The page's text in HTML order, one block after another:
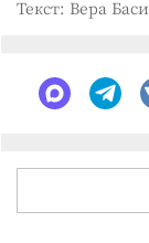
Текст: Вера